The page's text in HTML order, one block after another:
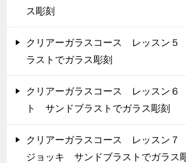
ス彫刻
クリアーガラスコース レッスン
ラストでガラス彫刻
クリアーガラスコース レッスン６
ト サンドブラストでガラス彫刻
クリアーガラスコース レッスン７
ジョッキ サンドブラストでガラス